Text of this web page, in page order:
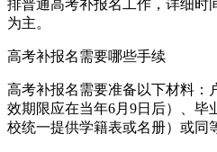
排普通高考补报名工作，详细时
为主。
高考补报名需要哪些手续
高考补报名需要准备以下材料：
效期限应在当年6月9日后）、毕
校统一提供学籍表或名册）或同